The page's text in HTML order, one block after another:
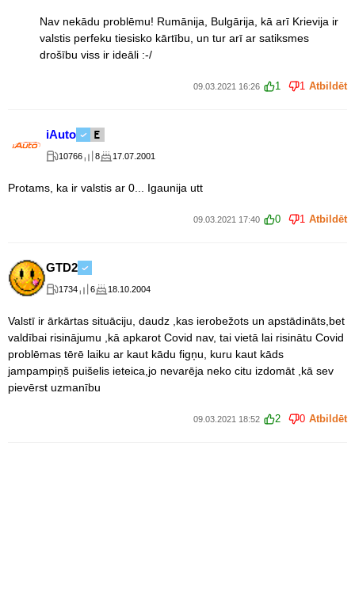
Nav nekādu problēmu! Rumānija, Bulgārija, kā arī Krievija ir
valstis perfeku tiesisko kārtību, un tur arī ar satiksmes
drošību viss ir ideāli :-/
09.03.2021 16:26 1 1 Atbildēt
iAuto
10766 8 17.07.2001
Protams, ka ir valstis ar 0... Igaunija utt
09.03.2021 17:40 0 1 Atbildēt
GTD2
1734 6 18.10.2004
Valstī ir ārkārtas situāciju, daudz ,kas ierobežots un apstādināts,bet
valdībai risinājumu ,kā apkarot Covid nav, tai vietā lai risinātu Covid
problēmas tērē laiku ar kaut kādu figņu, kuru kaut kāds
jampampiņš puišelis ieteica,jo nevarēja neko citu izdomāt ,kā sev
pievērst uzmanību
09.03.2021 18:52 2 0 Atbildēt